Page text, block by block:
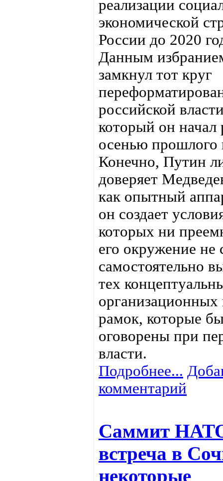
реализации
экономической
России до 2020
Данным
замкнул тот круг
российской
который он начал
осенью прошлого
Конечно, Путин
доверяет
как опытный
он создает
которых ни
его окружение не
самостоятельно
тех
рамок, которые
оговорены при
власти.
Подробнее...
комментарий
Саммит
встреча в
некоторые